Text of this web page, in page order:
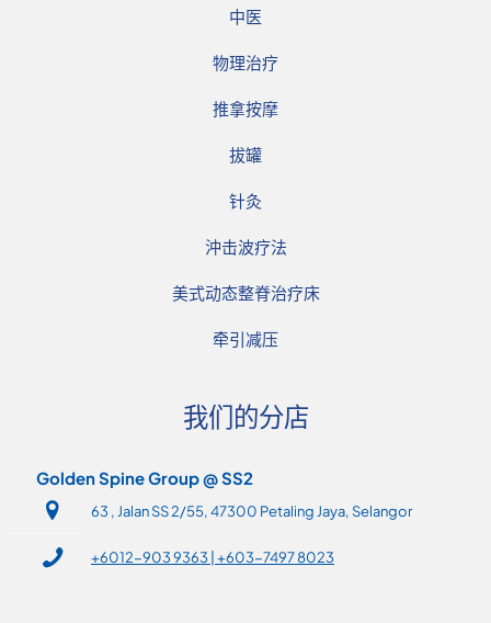
中医
物理治疗
推拿按摩
拔罐
针灸
沖击波疗法
美式动态整脊治疗床
牵引减压
我们的分店
Golden Spine Group @ SS2
63 , Jalan SS 2/55, 47300 Petaling Jaya, Selangor
+6012-903 9363 | +603-7497 8023